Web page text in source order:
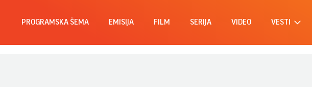
PROGRAMSKA ŠEMA EMISIJA FILM SERIJA VIDEO VESTI